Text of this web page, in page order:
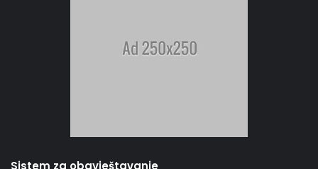
Sistem za obavještavanje